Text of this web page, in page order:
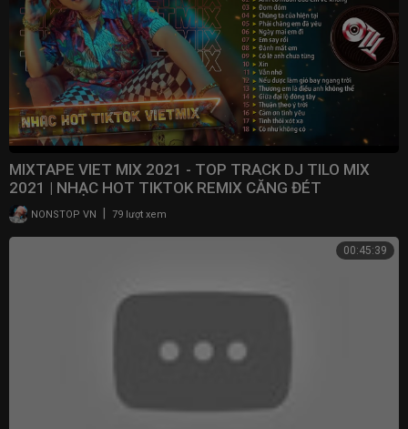
MIXTAPE VIET MIX 2021 - TOP TRACK DJ TILO MIX
2021 | NHẠC HOT TIKTOK REMIX CĂNG ĐÉT
NONSTOP VN | 79 lượt xem
00:45:39